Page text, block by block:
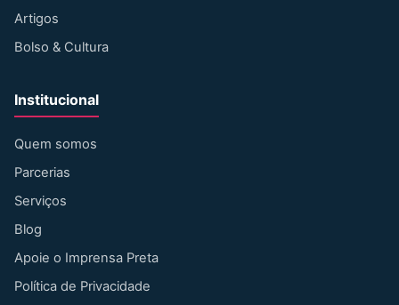
Artigos
Bolso & Cultura
Institucional
Quem somos
Parcerias
Serviços
Blog
Apoie o Imprensa Preta
Política de Privacidade